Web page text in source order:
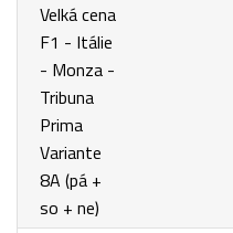
Velká cena
F1 - Itálie
- Monza -
Tribuna
Prima
Variante
8A (pá +
so + ne)